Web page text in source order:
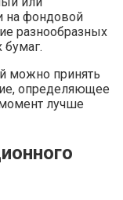
на фондовой
разнообразных
можно принять
определяющее
лучше